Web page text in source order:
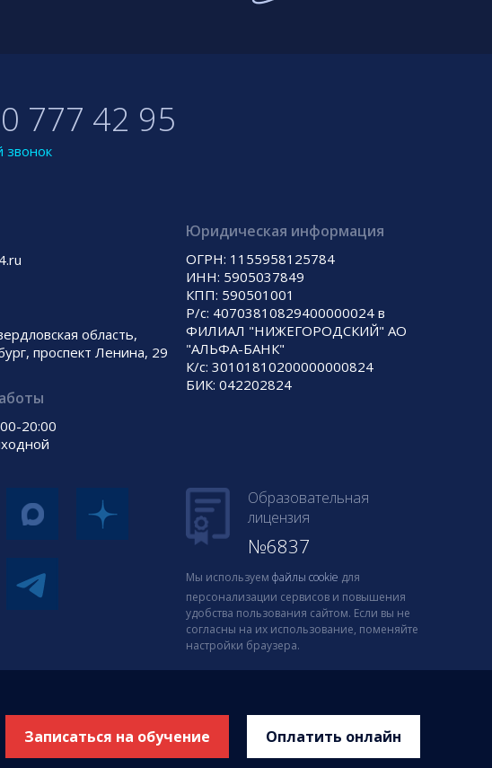
777 42 95
область,
проспект Ленина, 29
20:00
Юридическая информация
ОГРН: 1155958125784
ИНН: 5905037849
КПП: 590501001
Р/с: 40703810829400000024 в
ФИЛИАЛ "НИЖЕГОРОДСКИЙ" АО
"АЛЬФА-БАНК"
К/с: 30101810200000000824
БИК: 042202824
Образовательная
лицензия
№6837
Мы используем файлы cookie для
персонализации сервисов и повышения
удобства пользования сайтом. Если вы не
согласны на их использование, поменяйте
настройки браузера.
Записаться на обучение Оплатить онлайн